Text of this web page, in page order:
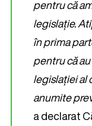
pentru că
legislație.
în prima
pentru că
legislației al
anumite
a declarat